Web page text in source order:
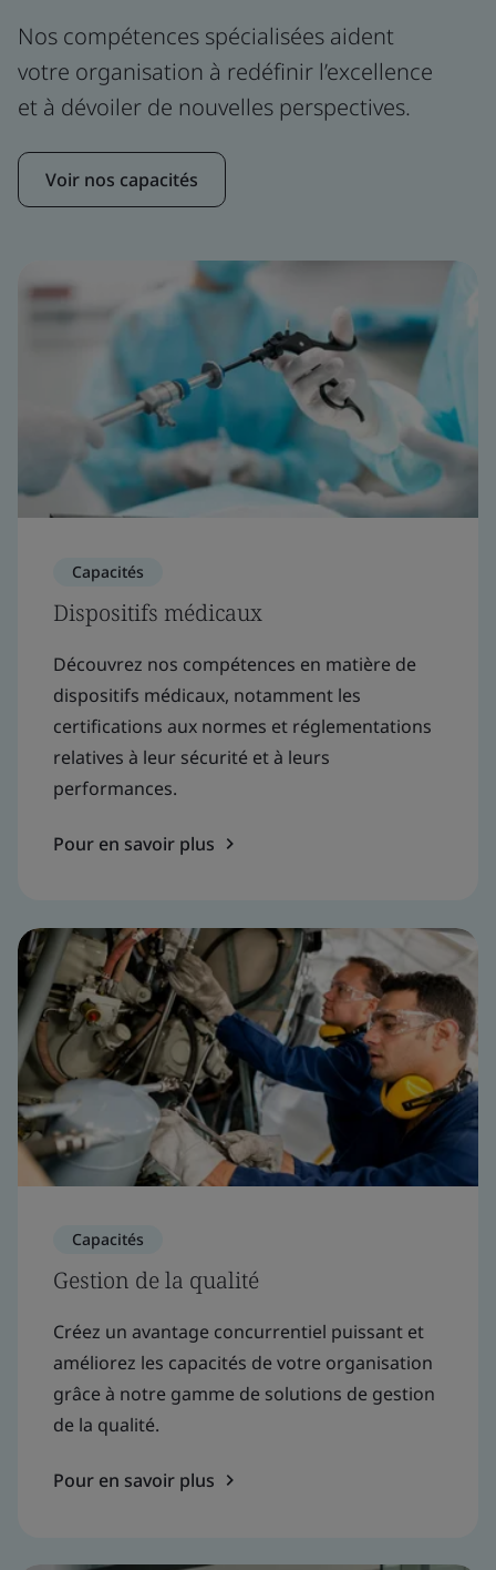
Nos compétences spécialisées aident
votre organisation à redéfinir l’excellence
et à dévoiler de nouvelles perspectives.
Voir nos capacités
Capacités
Dispositifs médicaux
Découvrez nos compétences en matière de
dispositifs médicaux, notamment les
certifications aux normes et réglementations
relatives à leur sécurité et à leurs
performances.
Pour en savoir plus
Capacités
Gestion de la qualité
Créez un avantage concurrentiel puissant et
améliorez les capacités de votre organisation
grâce à notre gamme de solutions de gestion
de la qualité.
Pour en savoir plus